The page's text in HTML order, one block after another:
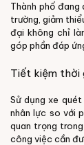
Thành phố đang
trường, giảm
đại không chỉ
góp phần đáp
Tiết kiệm thời
Sử dụng xe
nhân lực so với
quan trọng
công việc cần